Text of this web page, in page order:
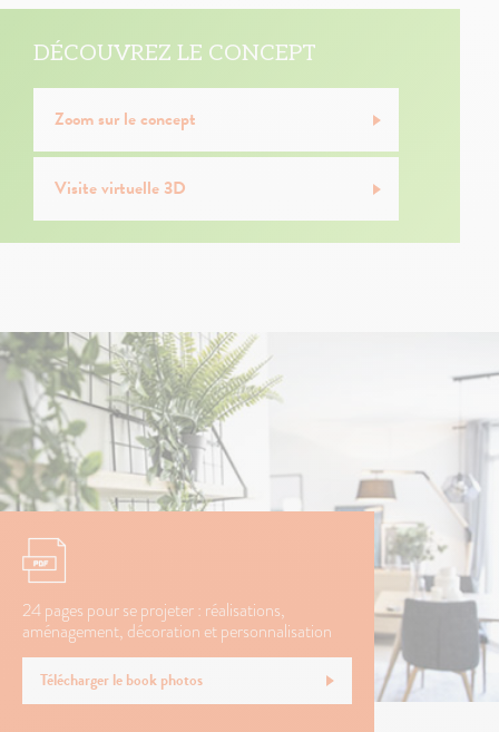
DÉCOUVREZ LE CONCEPT
Zoom sur le concept
Visite virtuelle 3D
24 pages pour se projeter : réalisations,
aménagement, décoration et personnalisation
Télécharger le book photos